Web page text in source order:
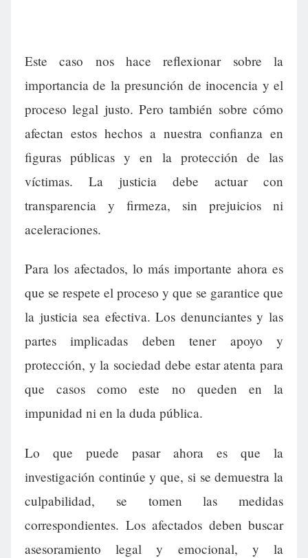
Este caso nos hace reflexionar sobre la
importancia de la presunción de inocencia y el
proceso legal justo. Pero también sobre cómo
afectan estos hechos a nuestra confianza en
figuras públicas y en la protección de las
víctimas. La justicia debe actuar con
transparencia y firmeza, sin prejuicios ni
aceleraciones.
Para los afectados, lo más importante ahora es
que se respete el proceso y que se garantice que
la justicia sea efectiva. Los denunciantes y las
partes implicadas deben tener apoyo y
protección, y la sociedad debe estar atenta para
que casos como este no queden en la
impunidad ni en la duda pública.
Lo que puede pasar ahora es que la
investigación continúe y que, si se demuestra la
culpabilidad, se tomen las medidas
correspondientes. Los afectados deben buscar
asesoramiento legal y emocional, y la